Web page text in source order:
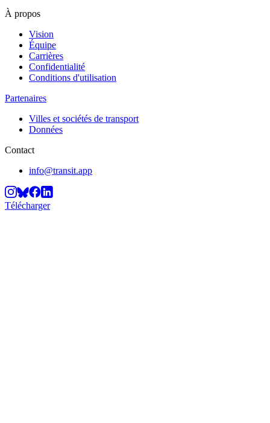
À propos
Vision
Équipe
Carrières
Confidentialité
Conditions d'utilisation
Partenaires
Villes et sociétés de transport
Données
Contact
info@transit.app
Télécharger